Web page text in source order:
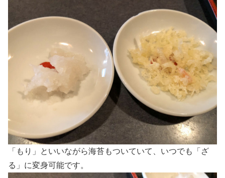
「もり」といいながら海苔もついていて、いつでも「ざ
る」に変身可能です。